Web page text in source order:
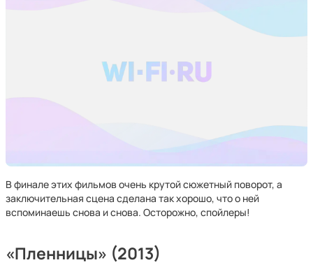
В финале этих фильмов очень крутой сюжетный поворот, а
заключительная сцена сделана так хорошо, что о ней
вспоминаешь снова и снова. Осторожно, спойлеры!
«Пленницы» (2013)